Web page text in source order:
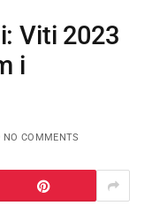
Viti 2023
i
NO COMMENTS